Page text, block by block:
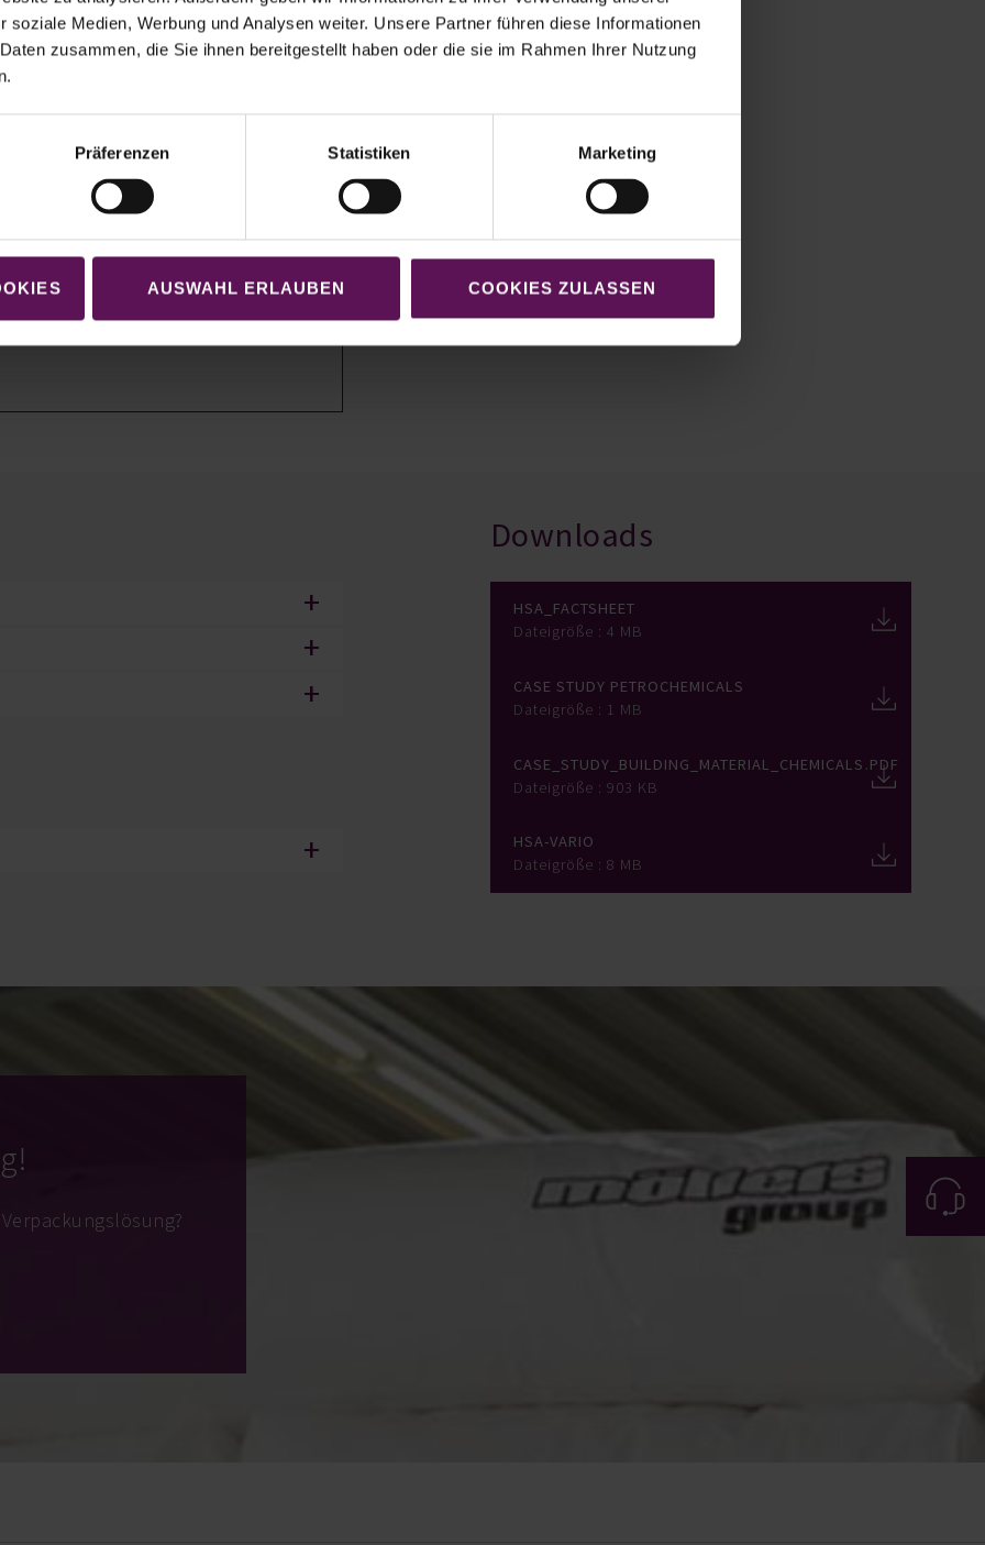
soziale Medien, Werbung und Analysen weiter. Unsere Partner führen diese Informationen
zusammen, die Sie ihnen bereitgestellt haben oder die sie im Rahmen Ihrer Nutzung
Präferenzen Statistiken Marketing
AUSWAHL ERLAUBEN COOKIES ZULASSEN
Effizienz
wie unsere Lösungen
wir setzen uns schnellstmöglich
Downloads
HSA_Factsheet
Dateigröße : 4 MB
Case Study Petrochemicals
Dateigröße : 1 MB
Case_Study_Building_Material_Chemicals.pdf
Dateigröße : 903 KB
HSA-Vario
Dateigröße : 8 MB